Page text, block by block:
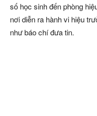
số học sinh đến phòng
nơi diễn ra hành vi hiệu
như báo chí đưa tin.